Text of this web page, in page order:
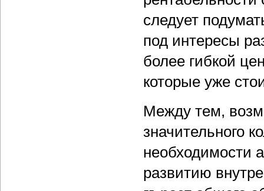
следует
под интересы
более гибкой
которые уже
Между тем,
значительного
необходимости
развитию